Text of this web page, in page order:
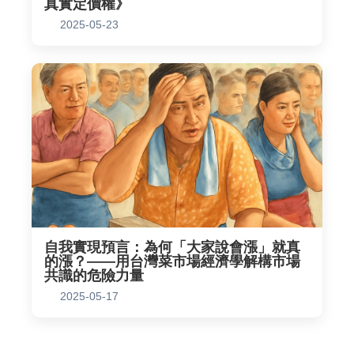
真實定價權》
2025-05-23
自我實現預言：為何「大家說會漲」就真
的漲？——用台灣菜市場經濟學解構市場
共識的危險力量
2025-05-17